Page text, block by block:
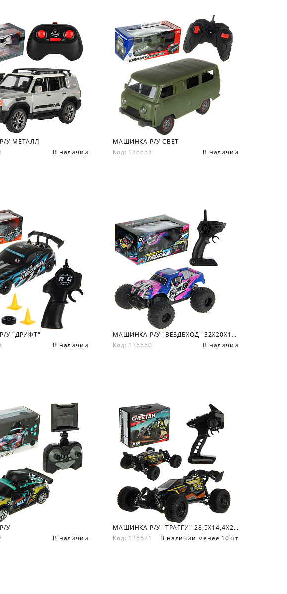
У МЕТАЛЛ
В наличии
МАШИНКА Р/У СВЕТ
Код: 136653
В наличии
У "ДРИФТ"
В наличии
МАШИНКА Р/У "ВЕЗДЕХОД" 32Х20Х14.7 СМ.
Код: 136660
В наличии
У
В наличии
МАШИНКА Р/У "ТРАГГИ" 28,5Х14,4Х22 СМ.
Код: 136621
В наличии менее 10шт